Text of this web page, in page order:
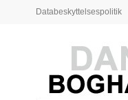
Databeskyttelsespolitik